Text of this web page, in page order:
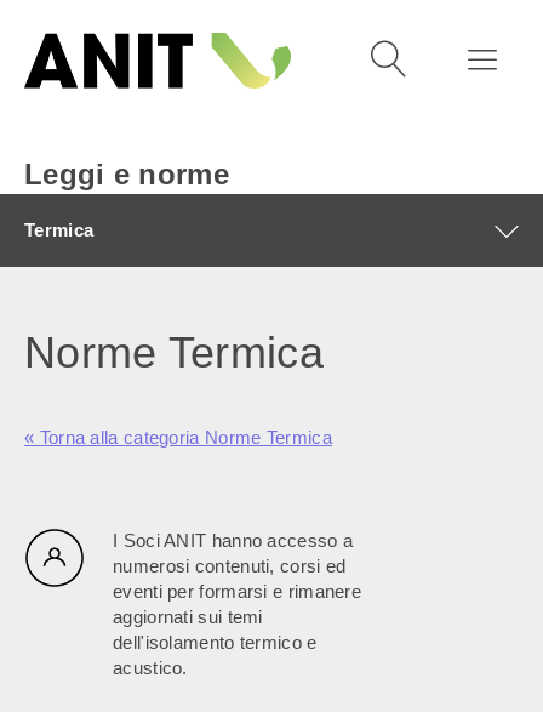
Leggi e norme
Termica
Norme Termica
« Torna alla categoria Norme Termica
I Soci ANIT hanno accesso a
numerosi contenuti, corsi ed
eventi per formarsi e rimanere
aggiornati sui temi
dell'isolamento termico e
acustico.